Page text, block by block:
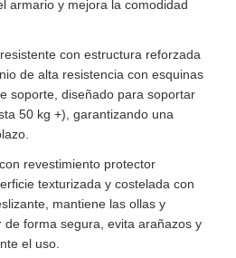
armario y mejora la comodidad
con estructura reforzada
de alta resistencia con esquinas
soporte, diseñado para soportar
50 kg +), garantizando una
revestimiento protector
texturizada y costelada con
mantiene las ollas y
de forma segura, evita arañazos y
el uso.